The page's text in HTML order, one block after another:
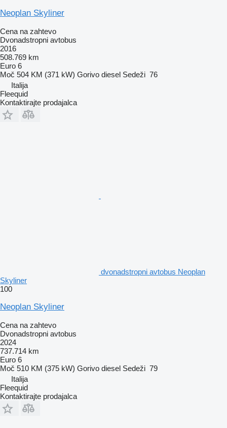
Neoplan Skyliner
Cena na zahtevo
Dvonadstropni avtobus
2016
508.769 km
Euro 6
Moč 504 KM (371 kW) Gorivo diesel Sedeži 76
Italija
Fleequid
Kontaktirajte prodajalca
dvonadstropni avtobus Neoplan
Skyliner
100
Neoplan Skyliner
Cena na zahtevo
Dvonadstropni avtobus
2024
737.714 km
Euro 6
Moč 510 KM (375 kW) Gorivo diesel Sedeži 79
Italija
Fleequid
Kontaktirajte prodajalca